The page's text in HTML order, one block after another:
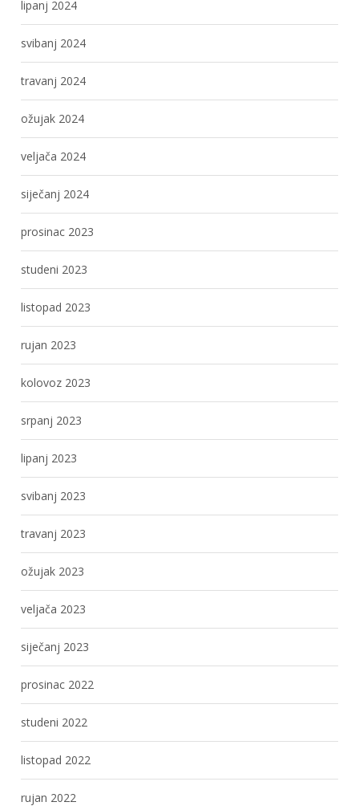
lipanj 2024
svibanj 2024
travanj 2024
ožujak 2024
veljača 2024
siječanj 2024
prosinac 2023
studeni 2023
listopad 2023
rujan 2023
kolovoz 2023
srpanj 2023
lipanj 2023
svibanj 2023
travanj 2023
ožujak 2023
veljača 2023
siječanj 2023
prosinac 2022
studeni 2022
listopad 2022
rujan 2022